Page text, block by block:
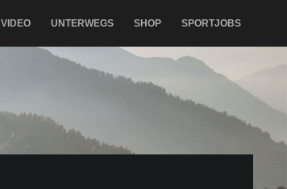
VIDEO UNTERWEGS SHOP SPORTJOBS